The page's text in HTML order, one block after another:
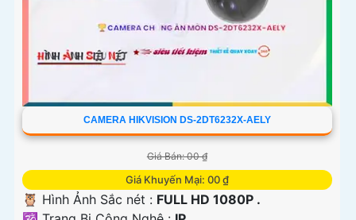
CAMERA HIKVISION DS-2DT6232X-AELY
Giá Bán: 00 ₫
Giá Khuyến Mại: 00 ₫
🦉 Hình Ảnh Sắc nét : FULL HD 1080P .